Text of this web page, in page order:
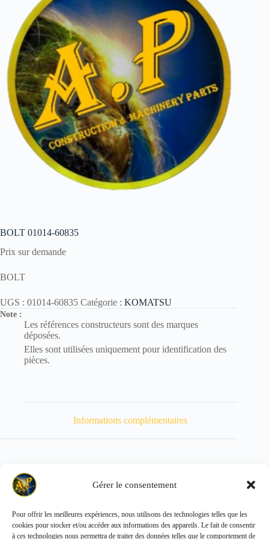
Gérer le consentement
Pour offrir les meilleures expériences, nous utilisons des technologies telles que les
cookies pour stocker et/ou accéder aux informations des appareils. Le fait de consentir
à ces technologies nous permettra de traiter des données telles que le comportement de
BOLT 01014-60835
Prix sur demande
BOLT
UGS : 01014-60835 Catégorie : KOMATSU
Note :
Les références constructeurs sont des marques
déposées.
Elles sont utilisées uniquement pour identification des
pièces.
Informations complémentaires
Poids 16 kg
Copyright © 2026 - ALL PARTS FRANCE SAS